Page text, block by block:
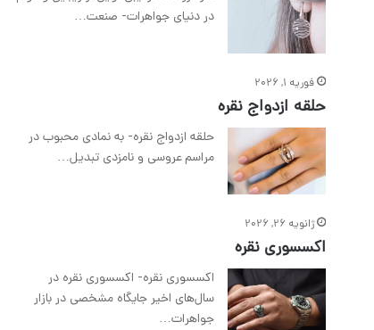
در دنیای جواهرات- صنعت…
فوریه 1, 2026
حلقه ازدواج نقره
حلقه ازدواج نقره- به نمادی محبوب در
مراسم عروسی و نامزدی تبدیل…
ژانویه 26, 2026
اکسسوری نقره
اکسسوری نقره- اکسسوری نقره در
سال‌های اخیر جایگاه مشخصی در بازار
جواهرات…